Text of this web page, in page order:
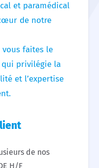
et paramédical
de notre
vous faites le
qui privilégie la
et l’expertise
de nos
H/F